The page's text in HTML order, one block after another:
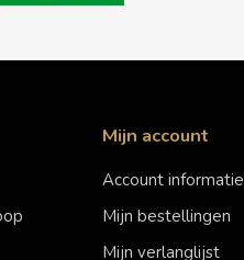
Mijn account
Account informatie
Mijn bestellingen
Mijn verlanglijst